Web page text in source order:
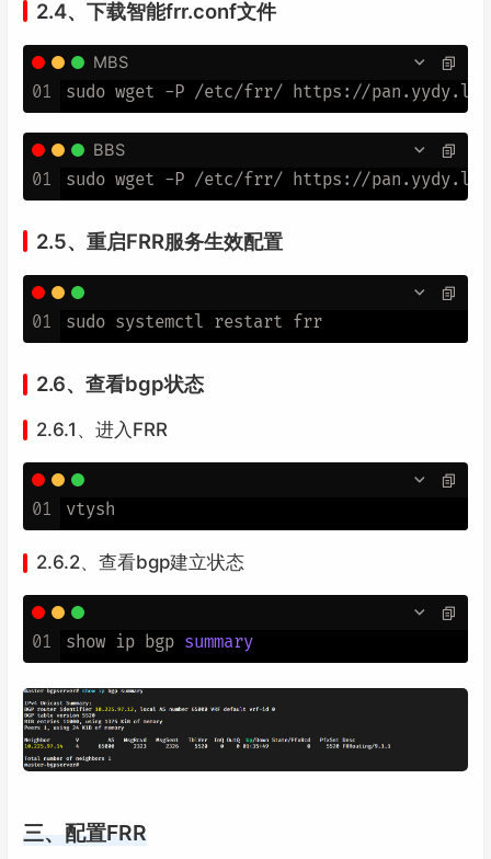
2.4、下载智能frr.conf文件
MBS
01
BBS
01
2.5、重启FRR服务生效配置
01
2.6、查看bgp状态
2.6.1、进入FRR
01
2.6.2、查看bgp建立状态
01 show ip bgp summary
三、配置FRR